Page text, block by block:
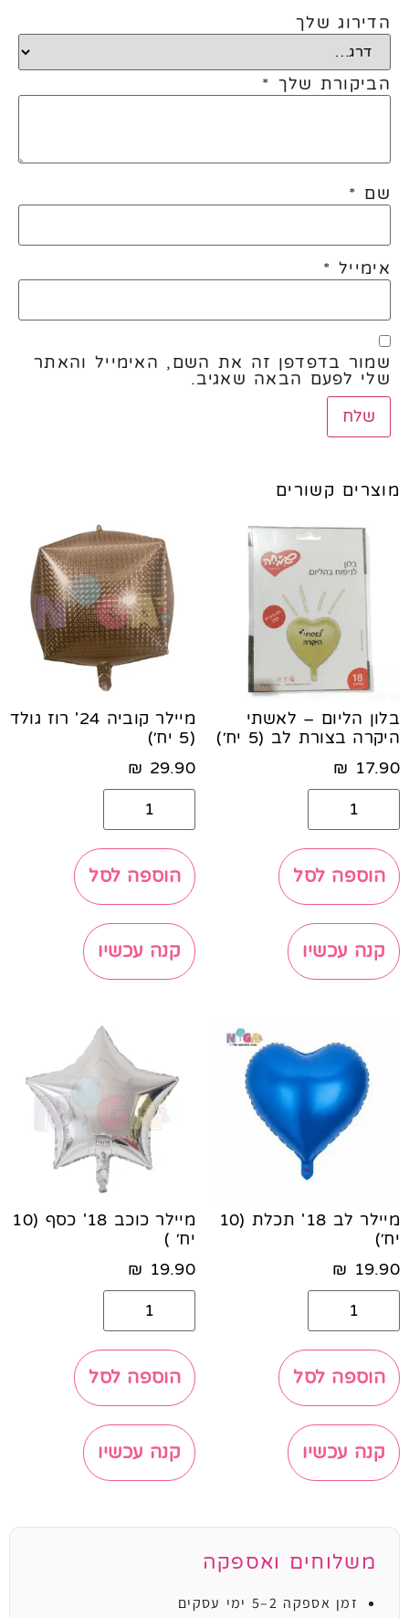
הדירוג שלך
הביקורת שלך *
שם *
אימייל *
שמור בדפדפן זה את השם, האימייל והאתר
שלי לפעם הבאה שאגיב.
מוצרים קשורים
בלון הליום – לאשתי
היקרה בצורת לב (5 יח׳)
17.90
₪
הוספה לסל
קנה עכשיו
מיילר קוביה 24' רוז גולד
(5 יח׳)
29.90
₪
הוספה לסל
קנה עכשיו
מיילר לב 18' תכלת (10
יח׳)
19.90
₪
הוספה לסל
קנה עכשיו
מיילר כוכב 18' כסף (10
יח׳ )
19.90
₪
הוספה לסל
קנה עכשיו
משלוחים ואספקה
זמן אספקה 2–5 ימי עסקים